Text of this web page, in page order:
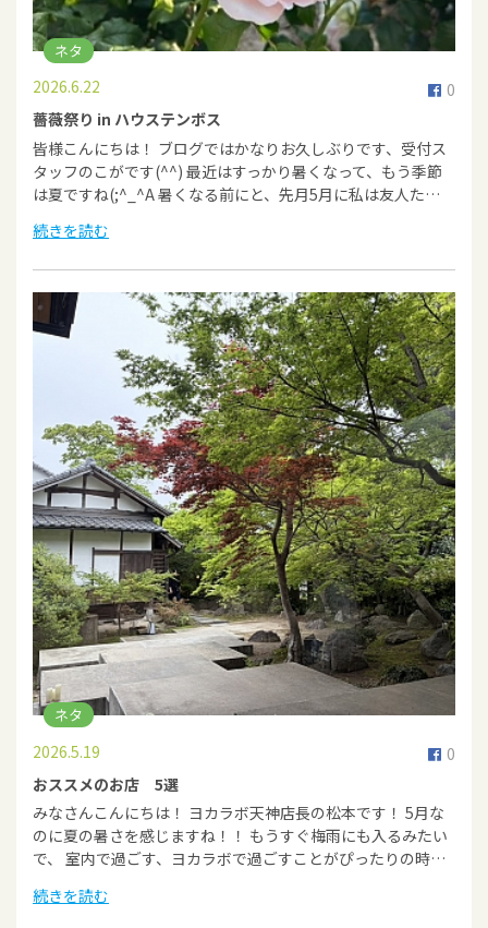
ネタ
0
2026.6.22
薔薇祭り in ハウステンボス
皆様こんにちは！ ブログではかなりお久しぶりです、受付ス
タッフのこがです(^^) 最近はすっかり暑くなって、もう季節
は夏ですね(;^_^A 暑くなる前にと、先月5月に私は友人た…
続きを読む
ネタ
0
2026.5.19
おススメのお店 5選
みなさんこんにちは！ ヨカラボ天神店長の松本です！ 5月な
のに夏の暑さを感じますね！！ もうすぐ梅雨にも入るみたい
で、 室内で過ごす、ヨカラボで過ごすことがぴったりの時…
続きを読む